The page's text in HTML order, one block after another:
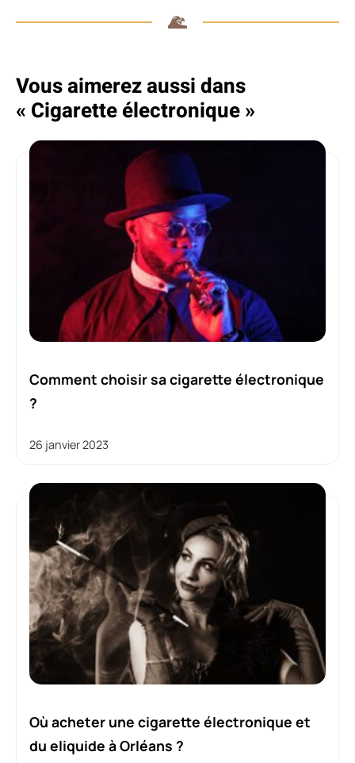
Vous aimerez aussi dans
« Cigarette électronique »
Comment choisir sa cigarette électronique
?
26 janvier 2023
Où acheter une cigarette électronique et
du eliquide à Orléans ?